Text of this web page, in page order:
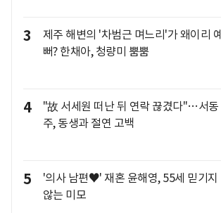
3
제주 해변의 '차범근 며느리'가 왜이리 예
뻐? 한채아, 청량미 뿜뿜
4
"故 서세원 떠난 뒤 연락 끊겼다"…서동
주, 동생과 절연 고백
5
'의사 남편♥' 재혼 윤해영, 55세 믿기지
않는 미모